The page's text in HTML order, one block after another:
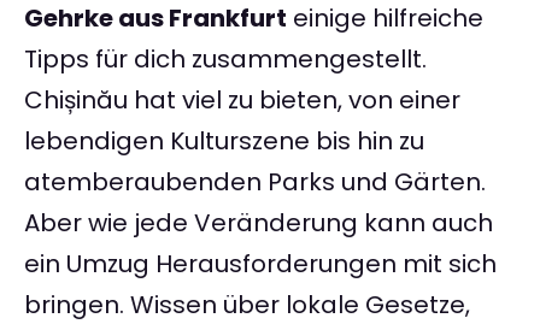
Gehrke aus Frankfurt einige hilfreiche
Tipps für dich zusammengestellt.
Chișinău hat viel zu bieten, von einer
lebendigen Kulturszene bis hin zu
atemberaubenden Parks und Gärten.
Aber wie jede Veränderung kann auch
ein Umzug Herausforderungen mit sich
bringen. Wissen über lokale Gesetze,